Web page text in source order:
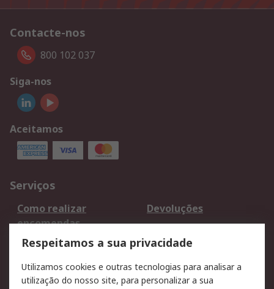
Contacte-nos
800 102 037
Siga-nos
Aceitamos
Serviços
Como realizar
encomendas
Devoluções
Formas de entrega
Qualidade e ambiente
Pagamento e
Respeitamos a sua privacidade
Utilizamos cookies e outras tecnologias para analisar a
utilização do nosso site, para personalizar a sua